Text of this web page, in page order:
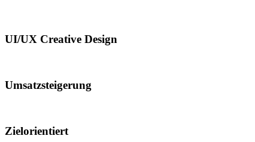
UI/UX Creative Design
Umsatzsteigerung
Zielorientiert